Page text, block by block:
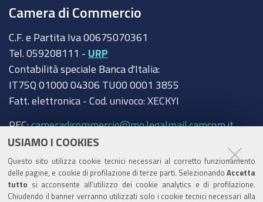
USIAMO I COOKIES
Questo sito utilizza cookie tecnici necessari al corretto funzionamento
delle pagine, e cookie di profilazione di terze parti. Selezionando Accetta
tutto si acconsente all’utilizzo dei cookie analytics e di profilazione.
Chiudendo il banner verranno utilizzati solo i cookie tecnici necessari alla
Camera di Commercio
C.F. e Partita Iva 00675070361
Tel. 059208111 - URP
Contabilità speciale Banca d'Italia:
IT75Q 01000 04306 TU00 0001 3855
Fatt. elettronica - Cod. univoco: XECKYI
PEC:cameradicommercio@mo.legalmail.camcom.it
Trasparenza
Amministrazione trasparente
Albo Camerale